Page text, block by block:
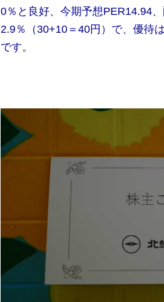
0％と良好、今期予想PER14.94
2.9％（30+10＝40円）で、優待
です。